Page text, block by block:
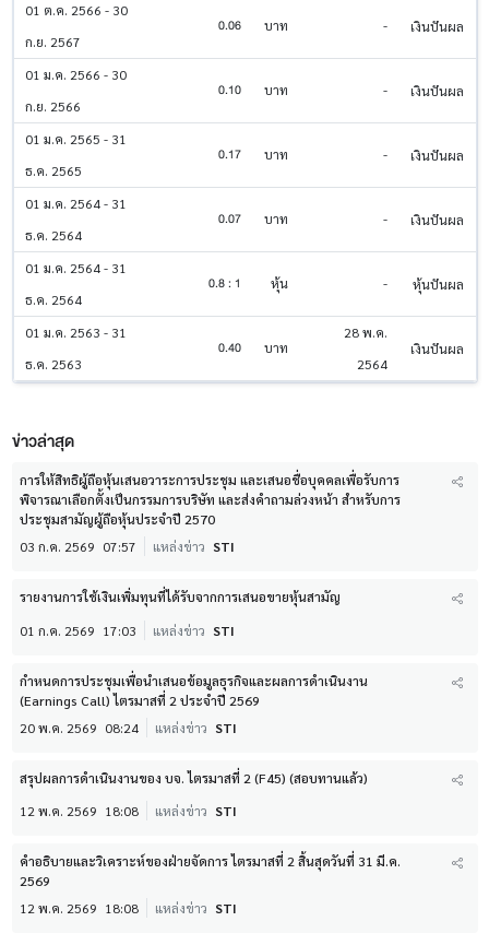
01 ต.ค. 2566 - 30
ก.ย. 2567
0.06 บาท - เงินปันผล
01 ม.ค. 2566 - 30
ก.ย. 2566
0.10 บาท - เงินปันผล
01 ม.ค. 2565 - 31
ธ.ค. 2565
0.17 บาท - เงินปันผล
01 ม.ค. 2564 - 31
ธ.ค. 2564
0.07 บาท - เงินปันผล
01 ม.ค. 2564 - 31
ธ.ค. 2564
0.8 : 1 หุ้น - หุ้นปันผล
01 ม.ค. 2563 - 31
ธ.ค. 2563
0.40 บาท
28 พ.ค.
2564
เงินปันผล
ข่าวล่าสุด
การให้สิทธิผู้ถือหุ้นเสนอวาระการประชุม และเสนอชื่อบุคคลเพื่อรับการ
พิจารณาเลือกตั้งเป็นกรรมการบริษัท และส่งคำถามล่วงหน้า สำหรับการ
ประชุมสามัญผู้ถือหุ้นประจำปี 2570
03 ก.ค. 2569 07:57 แหล่งข่าว STI
รายงานการใช้เงินเพิ่มทุนที่ได้รับจากการเสนอขายหุ้นสามัญ
01 ก.ค. 2569 17:03 แหล่งข่าว STI
กำหนดการประชุมเพื่อนำเสนอข้อมูลธุรกิจและผลการดำเนินงาน
(Earnings Call) ไตรมาสที่ 2 ประจำปี 2569
20 พ.ค. 2569 08:24 แหล่งข่าว STI
สรุปผลการดำเนินงานของ บจ. ไตรมาสที่ 2 (F45) (สอบทานแล้ว)
12 พ.ค. 2569 18:08 แหล่งข่าว STI
คำอธิบายและวิเคราะห์ของฝ่ายจัดการ ไตรมาสที่ 2 สิ้นสุดวันที่ 31 มี.ค.
2569
12 พ.ค. 2569 18:08 แหล่งข่าว STI